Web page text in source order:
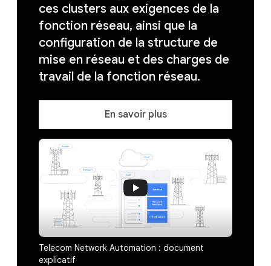
ces clusters aux exigences de la
fonction réseau, ainsi que la
configuration de la structure de
mise en réseau et des charges de
travail de la fonction réseau.
En savoir plus
Telecom Network Automation : document
explicatif